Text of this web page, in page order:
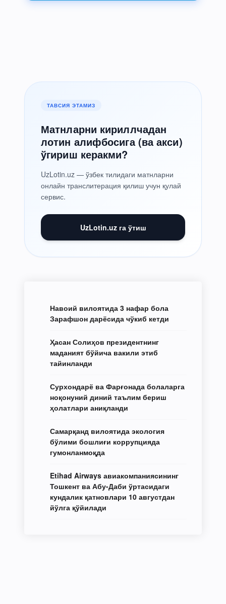
ТАВСИЯ ЭТАМИЗ
Матнларни кириллчадан
лотин алифбосига (ва акси)
ўгириш керакми?
UzLotin.uz — ўзбек тилидаги матнларни
онлайн транслитерация қилиш учун қулай
сервис.
UzLotin.uz га ўтиш
Навоий вилоятида 3 нафар бола
Зарафшон дарёсида чўкиб кетди
Ҳасан Солиҳов президентнинг
маданият бўйича вакили этиб
тайинланди
Сурхондарё ва Фарғонада болаларга
ноқонуний диний таълим бериш
ҳолатлари аниқланди
Самарқанд вилоятида экология
бўлими бошлиғи коррупцияда
гумонланмоқда
Etihad Airways авиакомпаниясининг
Тошкент ва Абу-Даби ўртасидаги
кундалик қатновлари 10 августдан
йўлга қўйилади